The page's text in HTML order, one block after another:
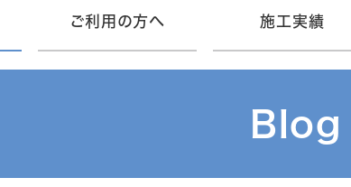
ご利用の方へ 施工実績
Blog